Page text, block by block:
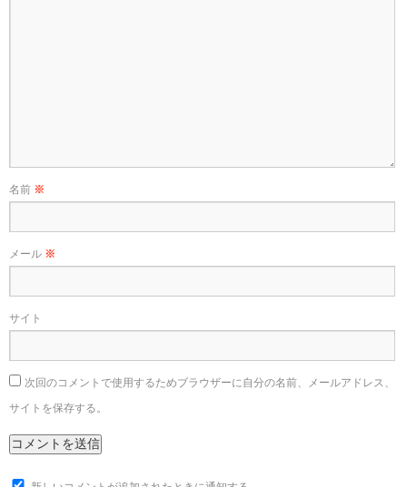
名前 ※
メール ※
サイト
次回のコメントで使用するためブラウザーに自分の名前、メールアドレス、
サイトを保存する。